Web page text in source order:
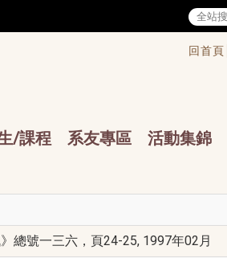
回首頁│
/課程 系友專區 活動集錦
總號一三六，頁24-25, 1997年02月